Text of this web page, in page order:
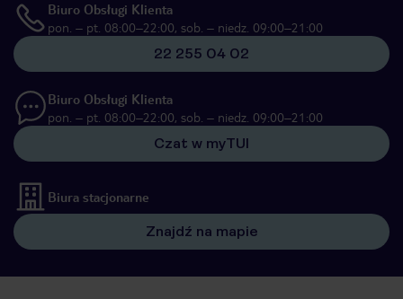
Biuro Obsługi Klienta
pon. – pt. 08:00–22:00, sob. – niedz. 09:00–21:00
22 255 04 02
Biuro Obsługi Klienta
pon. – pt. 08:00–22:00, sob. – niedz. 09:00–21:00
Czat w myTUI
Biura stacjonarne
Znajdź na mapie